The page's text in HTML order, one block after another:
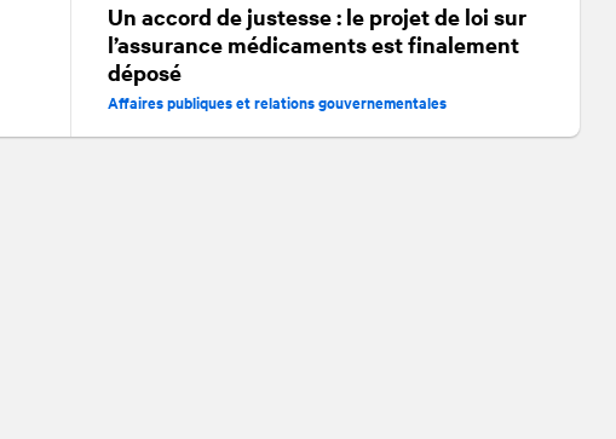
Un accord de justesse : le projet de loi sur
l’assurance médicaments est finalement
déposé
Affaires publiques et relations gouvernementales